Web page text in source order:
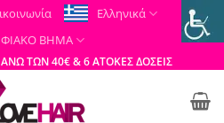
Ελληνικά
ΒΗΜΑ
ΤΩΝ 40€ & 6 ΑΤΟΚΕΣ ΔΟΣΕΙΣ